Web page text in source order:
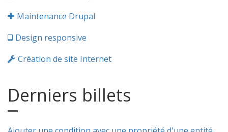
Maintenance Drupal
Design responsive
Création de site Internet
Derniers billets